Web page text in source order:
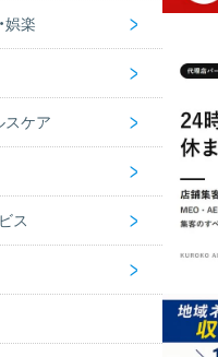
認定
プ
パー
娯楽 >
ト施設
ブ
>
スケア >
ィック
>
ス >
>